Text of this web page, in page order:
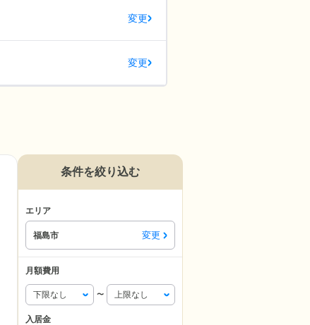
変更
変更
条件を絞り込む
エリア
福島市 変更
月額費用
〜
入居金